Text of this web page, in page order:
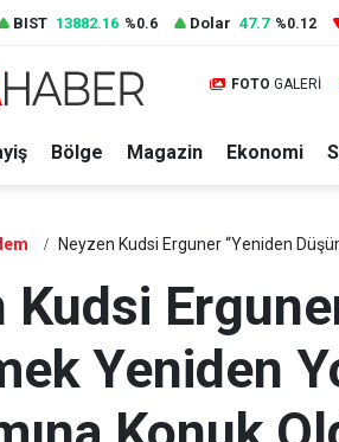
BIST 13882.16 %0.6 Dolar 47.7 %0.12
FOTO GALERİ
Bölge Magazin Ekonomi
Neyzen Kudsi Erguner “Yeniden
Kudsi
Yeniden